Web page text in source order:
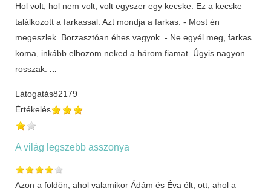
Hol volt, hol nem volt, volt egyszer egy kecske. Ez a kecske
találkozott a farkassal. Azt mondja a farkas: - Most én
megeszlek. Borzasztóan éhes vagyok. - Ne egyél meg, farkas
koma, inkább elhozom neked a három fiamat. Úgyis nagyon
rosszak. ...
Látogatás82179
Értékelés
A világ legszebb asszonya
Azon a földön, ahol valamikor Ádám és Éva élt, ott, ahol a